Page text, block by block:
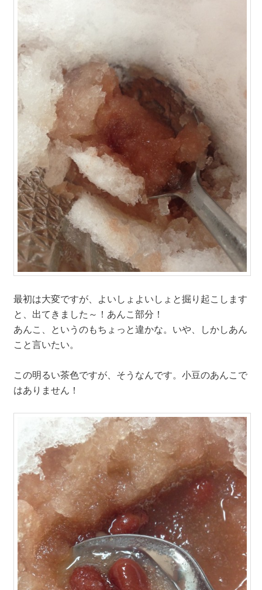
最初は大変ですが、よいしょよいしょと掘り起こします
と、出てきました～！あんこ部分！
あんこ、というのもちょっと違かな。いや、しかしあん
こと言いたい。
この明るい茶色ですが、そうなんです。小豆のあんこで
はありません！